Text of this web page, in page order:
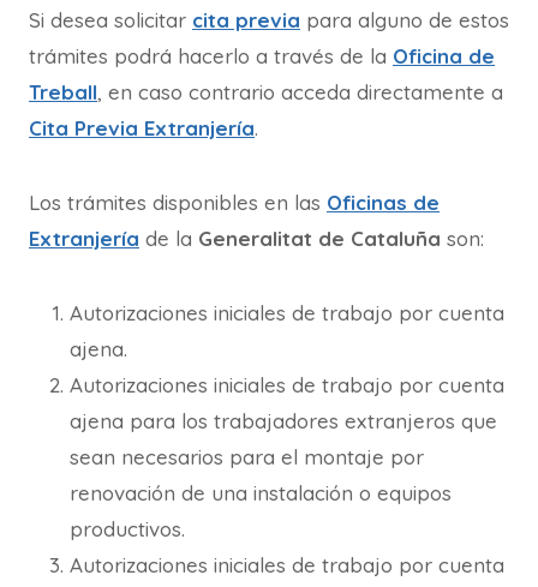
Si desea solicitar cita previa para alguno de estos
trámites podrá hacerlo a través de la Oficina de
Treball, en caso contrario acceda directamente a
Cita Previa Extranjería.
Los trámites disponibles en las Oficinas de
Extranjería de la Generalitat de Cataluña son:
Autorizaciones iniciales de trabajo por cuenta
ajena.
Autorizaciones iniciales de trabajo por cuenta
ajena para los trabajadores extranjeros que
sean necesarios para el montaje por
renovación de una instalación o equipos
productivos.
Autorizaciones iniciales de trabajo por cuenta